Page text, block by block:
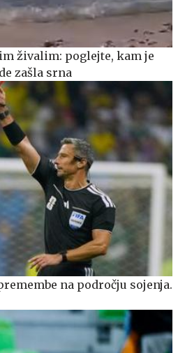
živalim: poglejte, kam je
zašla srna
na področju sojenja.